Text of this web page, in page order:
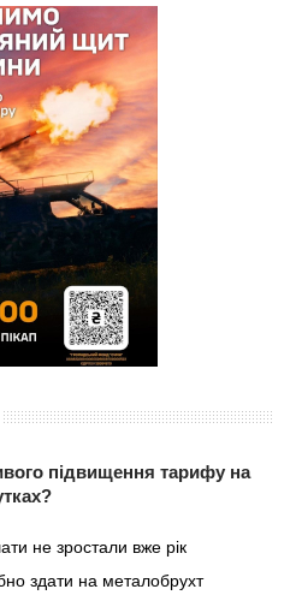
підвищення тарифу на
не зростали вже рік
здати на металобрухт